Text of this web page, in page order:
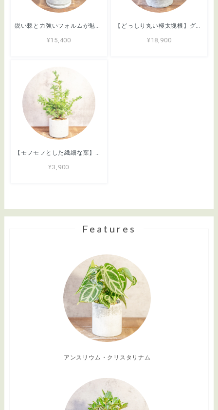
鋭い棘と力強いフォルムが魅力のアガベ・シロアリ（FO-76）。無骨な質感が映える手づくりモルタル鉢。根腐れを防ぐ独自配合の用土｜虫発生抑制（全国一律送料850円）
¥15,400
【どっしり丸い極太塊根】グラキリス。胴回り40cmの圧倒的ボリューム。無骨な「手づくりモルタル鉢」とセットで。｜虫発生抑制（全国一律送料850円）
¥18,900
¥3,900
Features
アンスリウム・クリスタリナム